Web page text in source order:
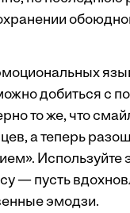
добиться с
то же, что
а теперь
— пусть
эмодзи.